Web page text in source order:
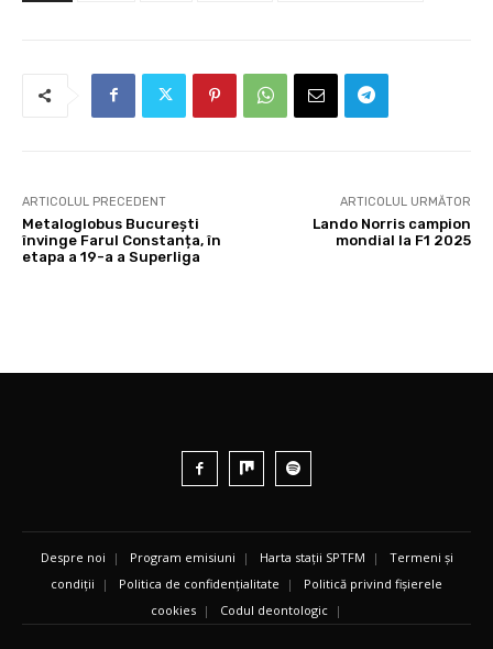
ARTICOLUL PRECEDENT
Metaloglobus București
învinge Farul Constanța, în
etapa a 19-a a Superliga
ARTICOLUL URMĂTOR
Lando Norris campion
mondial la F1 2025
Despre noi | Program emisiuni | Harta stații SPTFM | Termeni și
condiții | Politica de confidențialitate | Politică privind fișierele
cookies | Codul deontologic |